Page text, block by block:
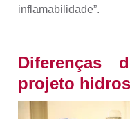
inflamabilidade”.
Diferenças
projeto